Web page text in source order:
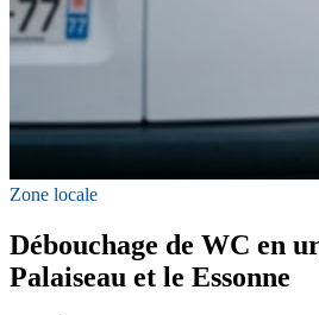
Zone locale
Débouchage de WC en
Palaiseau et le Essonne